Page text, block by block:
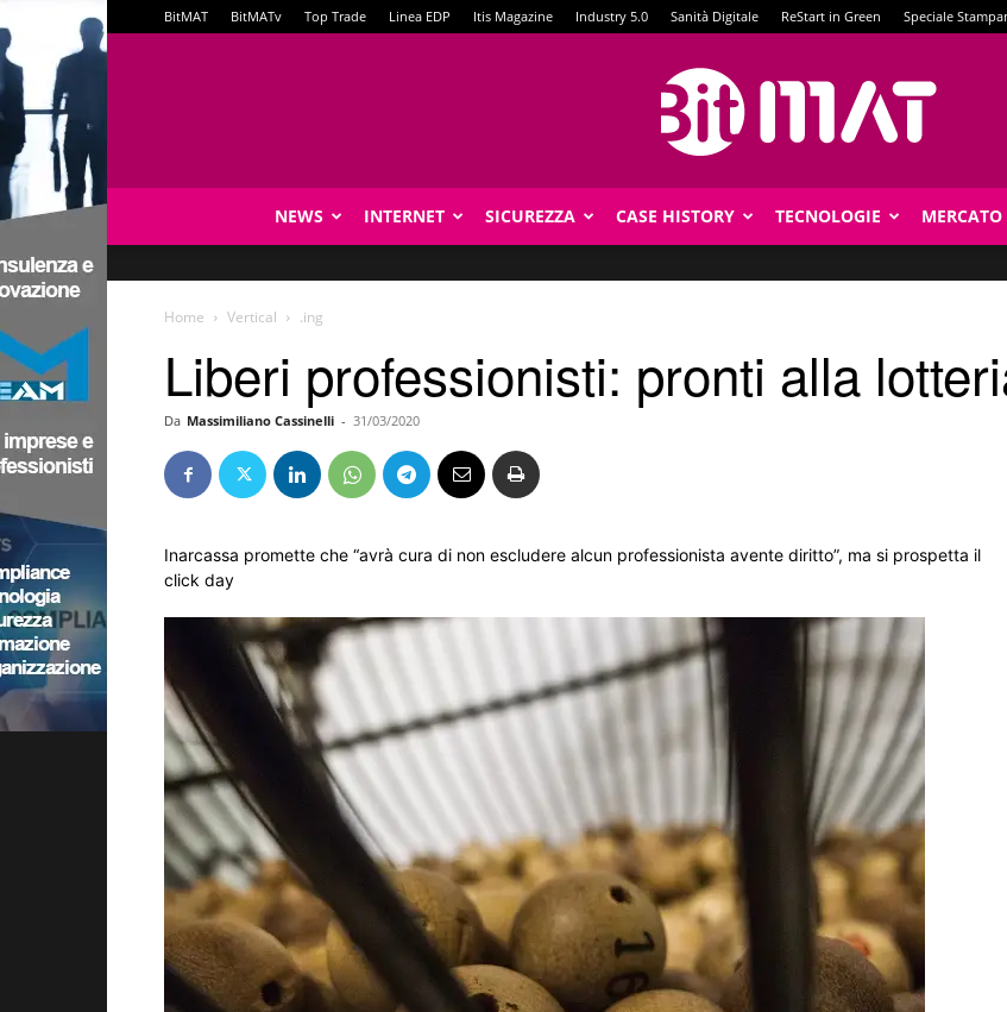
BitMAT BitMATv Top Trade Linea EDP Itis Magazine Industry 5.0 Sanità Digitale ReStart in Green Speciale
NEWS INTERNET SICUREZZA CASE HISTORY TECNOLOGIE MERCATO
Home Vertical .ing
Liberi professionisti: pronti alla
Da Massimiliano Cassinelli - 31/03/2020
Inarcassa promette che “avrà cura di non escludere alcun professionista avente diritto”, ma si prospetta il
click day